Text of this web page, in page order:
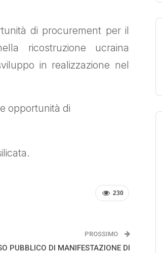
di procurement per il
ricostruzione ucraina
in realizzazione nel
opportunità di
230
PROSSIMO
PUBBLICO DI MANIFESTAZIONE DI